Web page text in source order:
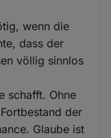
wenn die
dass der
völlig sinnlos
schafft. Ohne
der
Glaube ist